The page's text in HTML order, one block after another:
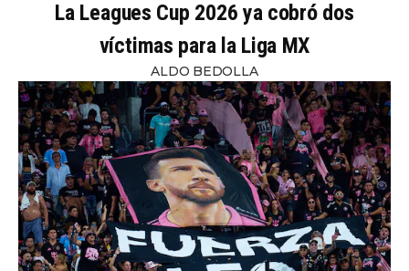
La Leagues Cup 2026 ya cobró dos
víctimas para la Liga MX
ALDO BEDOLLA